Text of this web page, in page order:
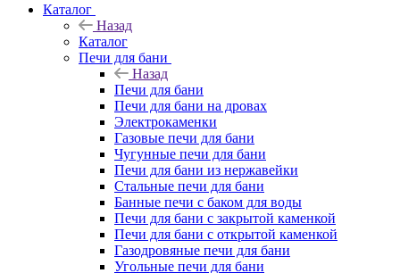
Каталог
Назад
Каталог
Печи для бани
Назад
Печи для бани
Печи для бани на дровах
Электрокаменки
Газовые печи для бани
Чугунные печи для бани
Печи для бани из нержавейки
Стальные печи для бани
Банные печи с баком для воды
Печи для бани с закрытой каменкой
Печи для бани с открытой каменкой
Газодровяные печи для бани
Угольные печи для бани